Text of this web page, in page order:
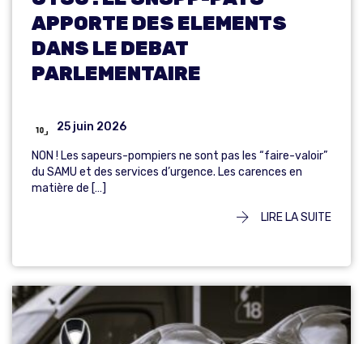
APPORTE DES ELEMENTS
DANS LE DEBAT
PARLEMENTAIRE
25 juin 2026
NON ! Les sapeurs-pompiers ne sont pas les “faire-valoir”
du SAMU et des services d’urgence. Les carences en
matière de […]
LIRE LA SUITE